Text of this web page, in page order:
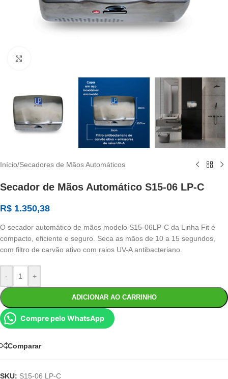
Início/Secadores de Mãos Automáticos
Secador de Mãos Automático S15-06 LP-C
R$ 1.350,38
O secador automático de mãos modelo S15-06LP-C da Linha Fit é
compacto, eficiente e seguro. Seca as mãos de 10 a 15 segundos,
com filtro de carvão ativo com raios UV-A antibacteriano.
- +
ADICIONAR AO CARRINHO
Compre pelo WhatsApp
Comparar
SKU: S15-06 LP-C